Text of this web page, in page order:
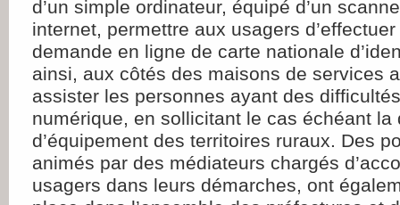
d’un simple ordinateur, équipé d’un
internet, permettre aux usagers
demande en ligne de carte nationale
ainsi, aux côtés des maisons de services
assister les personnes ayant des
numérique, en sollicitant le cas échéant la
d’équipement des territoires ruraux. Des
animés par des médiateurs chargés
usagers dans leurs démarches, ont